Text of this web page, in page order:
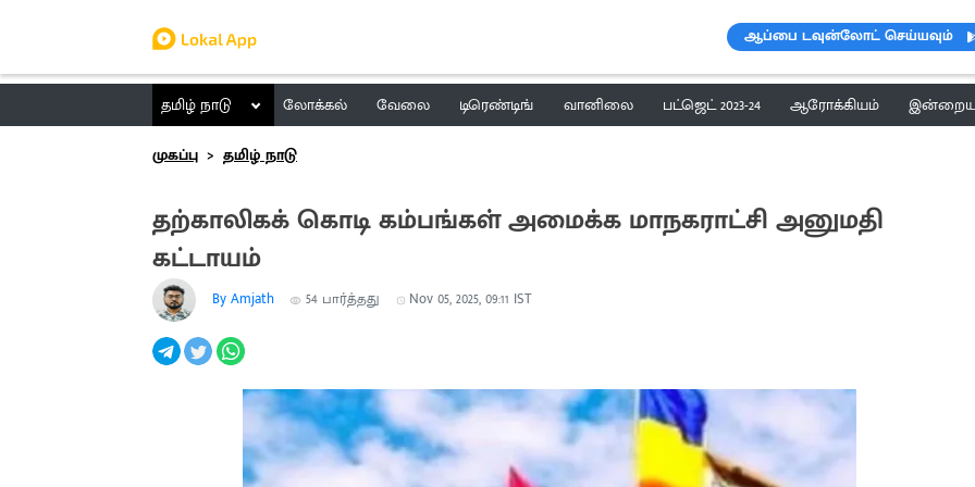
ஆப்பை டவுன்லோட் செய்யவும்
தமிழ் நாடு லோக்கல் வேலை டிரெண்டிங் வானிலை பட்ஜெட் 2023-24 ஆரோக்கியம் இன்றைய
முகப்பு
தமிழ் நாடு
தற்காலிகக் கொடி கம்பங்கள் அமைக்க மாநகராட்சி அனுமதி
கட்டாயம்
By Amjath 54 பார்த்தது Nov 05, 2025, 09:11 IST